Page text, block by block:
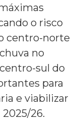
o risco
centro-norte
no
sul do
para
e viabilizar
26.